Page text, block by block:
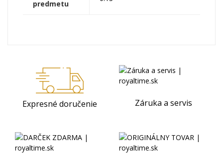
predmetu
Expresné doručenie Záruka a servis